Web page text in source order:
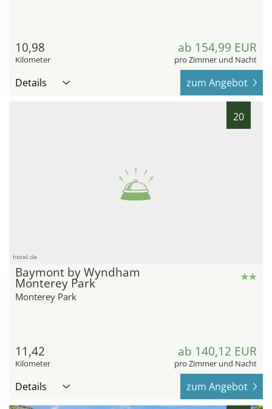
10,98
Kilometer
ab 154,99 EUR
pro Zimmer und Nacht
Details zum Angebot
20
hotel.de
Baymont by Wyndham
Monterey Park
Monterey Park
11,42
Kilometer
ab 140,12 EUR
pro Zimmer und Nacht
Details zum Angebot